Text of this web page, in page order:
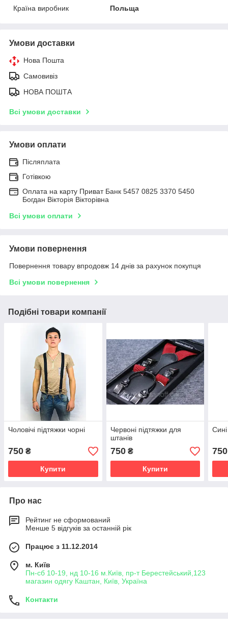
Країна виробник
Польща
Умови доставки
Нова Пошта
Самовивіз
НОВА ПОШТА
Всі умови доставки
Умови оплати
Післяплата
Готівкою
Оплата на карту Приват Банк 5457 0825 3370 5450
Богдан Вікторія Вікторівна
Всі умови оплати
Умови повернення
Повернення товару впродовж 14 днів за рахунок покупця
Всі умови повернення
Подібні товари компанії
Чоловічі підтяжки чорні
750 ₴
Купити
Червоні підтяжки для
штанів
750₴
Купити
750
Про нас
Рейтинг не сформований
Менше 5 відгуків за останній рік
Працює з 11.12.2014
м. Київ
Пн-сб 10-19, нд 10-16 м.Київ, пр-т Берестейський,123
магазин одягу Каштан, Київ, Україна
Контакти